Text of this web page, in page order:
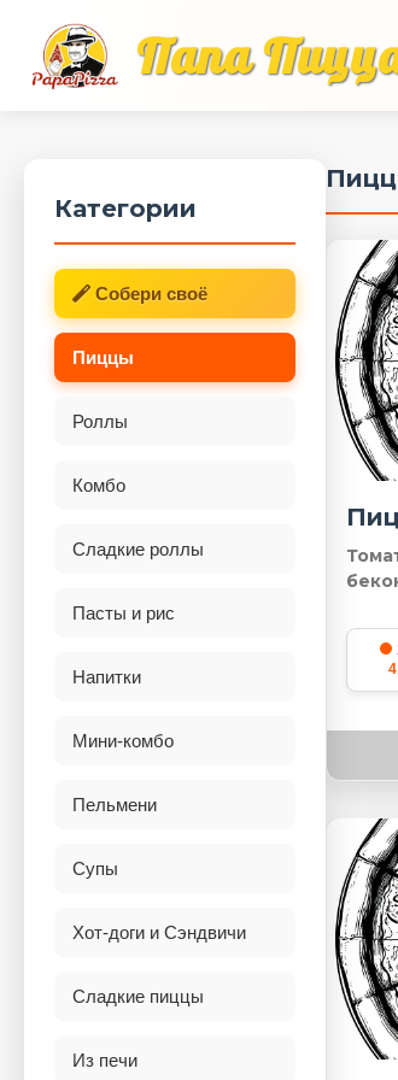
Папа
Категории
Собери своё
Пиццы
Роллы
Комбо
Сладкие роллы
Пасты и рис
Напитки
Мини-комбо
Пельмени
Супы
Хот-доги и Сэндвичи
Сладкие пиццы
Из печи